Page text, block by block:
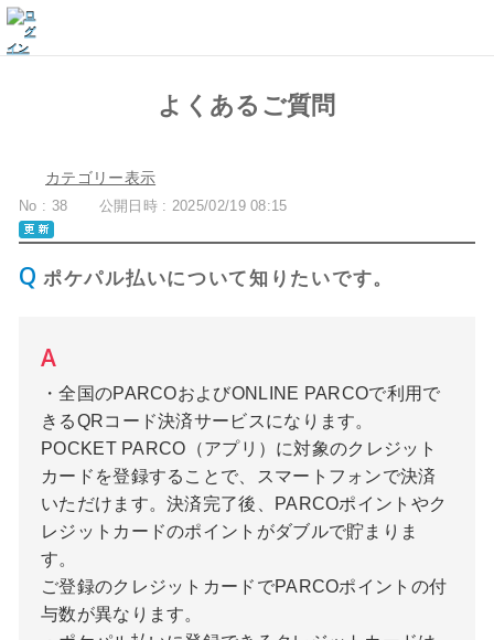
よくあるご質問
カテゴリー表示
No : 38 公開日時 : 2025/02/19 08:15
ポケパル払いについて知りたいです。
・全国のPARCOおよびONLINE PARCOで利用で
きるQRコード決済サービスになります。
POCKET PARCO（アプリ）に対象のクレジット
カードを登録することで、スマートフォンで決済
いただけます。決済完了後、PARCOポイントやク
レジットカードのポイントがダブルで貯まりま
す。
ご登録のクレジットカードでPARCOポイントの付
与数が異なります。